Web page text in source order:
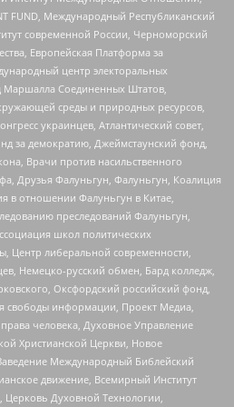
FUND, Международный Республиканский
современной России, Черноморский
Европейская Платформа за
центр электоральных
Маршалла Соединенных Штатов,
среды и природных ресурсов,
украинцев, Атлантический совет,
за демократию, Джеймстаунский фонд,
Врачи против насильственного
Друзья Фалуньгун, Фалуньгун, Коалиция
в отношении Фалуньгун в Китае,
преследований Фалуньгун,
школ политических
Центр либеральной современности,
Немецко-русский обмен, Бард колледж,
Оксфордский российский фонд,
свободы информации, Проект Медиа,
человека, Духовное Управление
Христианской Церкви, Новое
Международный Библейский
движение, Всемирный Институт
Церковь Духовной Технологии,